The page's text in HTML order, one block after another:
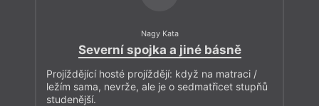
Nagy Kata
Severní spojka a jiné básně
Projíždějící hosté projíždějí: když na matraci /
ležím sama, nevrže, ale je o sedmatřicet stupňů
studenější.